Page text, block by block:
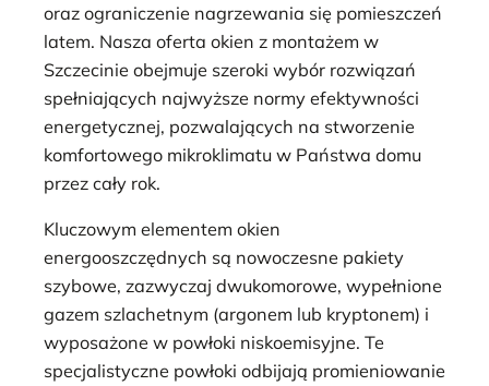
oraz ograniczenie nagrzewania się pomieszczeń
latem. Nasza oferta okien z montażem w
Szczecinie obejmuje szeroki wybór rozwiązań
spełniających najwyższe normy efektywności
energetycznej, pozwalających na stworzenie
komfortowego mikroklimatu w Państwa domu
przez cały rok.
Kluczowym elementem okien
energooszczędnych są nowoczesne pakiety
szybowe, zazwyczaj dwukomorowe, wypełnione
gazem szlachetnym (argonem lub kryptonem) i
wyposażone w powłoki niskoemisyjne. Te
specjalistyczne powłoki odbijają promieniowanie